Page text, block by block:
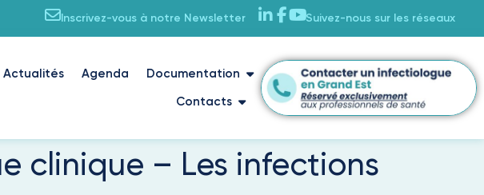
Inscrivez-vous à notre Newsletter Suivez-nous sur les réseaux
Actualités Agenda
Documentation
Contacts
clinique – Les infections